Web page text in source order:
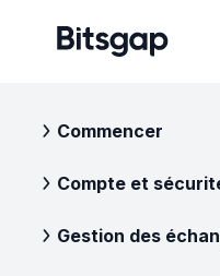
Commencer
Compte et
Gestion des